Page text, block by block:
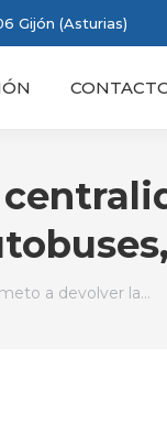
Gijón (Asturias)
a devolver la…